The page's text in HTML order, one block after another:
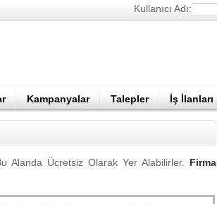
Kullanıcı Adı:
Kampanyalar Talepler İş İlanları
Alanda Ücretsiz Olarak Yer Alabilirler. Firma